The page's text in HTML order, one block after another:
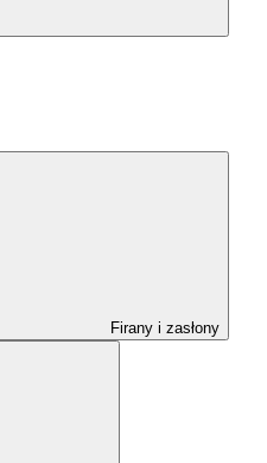
Firany i zasłony